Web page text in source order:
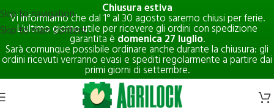
Chiusura estiva
Vi informiamo che dal 1° al 30 agosto saremo chiusi per ferie.
L'ultimo giorno utile per ricevere gli ordini con spedizione
garantita è domenica 27 luglio.
Sarà comunque possibile ordinare anche durante la chiusura: gli
ordini ricevuti verranno evasi e spediti regolarmente a partire dai
primi giorni di settembre.
Skip to navigation
Skip to main content